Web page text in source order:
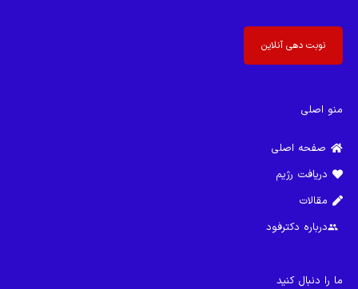
نوبت دهی آنلاین
منو اصلی
صفحه اصلی
دریافت رژیم
مقالات
groupدرباره دکترفود
ما را دنبال کنید